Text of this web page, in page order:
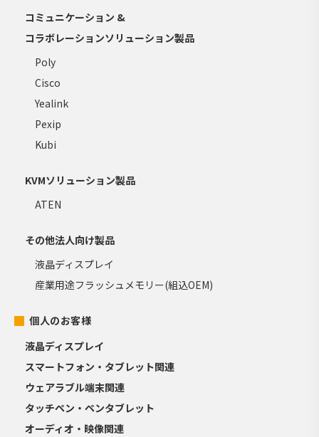
コミュニケーション &
コラボレーションソリューション製品
Poly
Cisco
Yealink
Pexip
Kubi
KVMソリューション製品
ATEN
その他法人向け製品
液晶ディスプレイ
産業用途フラッシュメモリー(組込OEM)
個人のお客様
液晶ディスプレイ
スマートフォン・タブレット関連
ウェアラブル端末関連
タッチペン・ペンタブレット
オーディオ・映像関連